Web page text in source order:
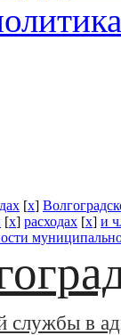
[x]
[x] расходах [x] и
службы в